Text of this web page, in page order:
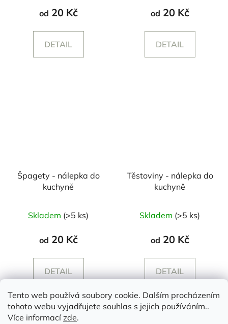
Tento web používá soubory cookie. Dalším procházením
tohoto webu vyjadřujete souhlas s jejich používáním..
Více informacízde.
od 20 Kč
DETAIL
od 20 Kč
DETAIL
Špagety - nálepka do
kuchyně
Skladem (>5 ks)
od 20 Kč
DETAIL
Těstoviny - nálepka do
kuchyně
Skladem (>5 ks)
od 20 Kč
DETAIL